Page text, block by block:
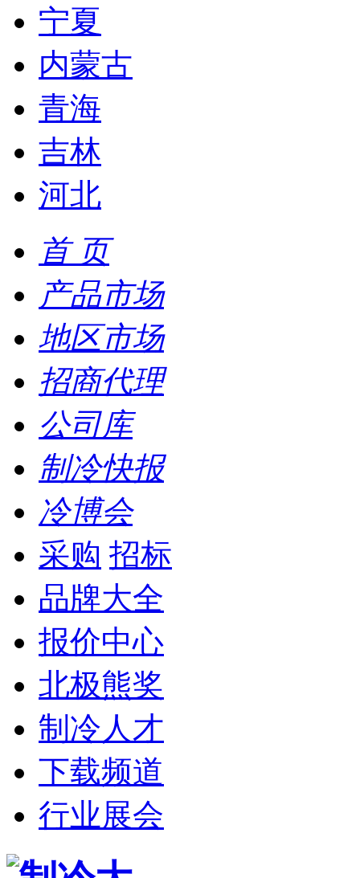
宁夏
内蒙古
青海
吉林
河北
首 页
产品市场
地区市场
招商代理
公司库
制冷快报
冷博会
采购 招标
品牌大全
报价中心
北极熊奖
制冷人才
下载频道
行业展会